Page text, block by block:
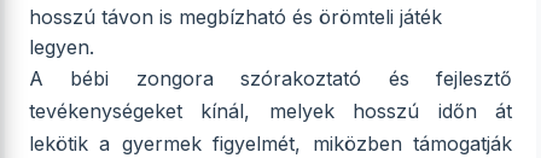
hosszú távon is megbízható és örömteli játék
legyen.
A bébi zongora szórakoztató és fejlesztő
tevékenységeket kínál, melyek hosszú időn át
lekötik a gyermek figyelmét, miközben támogatják